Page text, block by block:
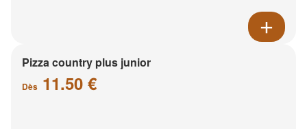
Pizza country plus junior
Dès 11.50 €